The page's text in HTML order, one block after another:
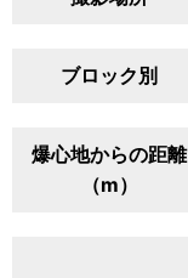
ブロック別
爆心地からの距離
（m）